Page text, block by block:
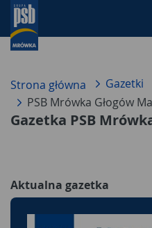
Strona główna
Gazetki
PSB Mrówka Głogów
Gazetka PSB
Aktualna gazetka